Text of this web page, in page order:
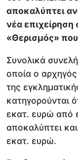
αποκαλύπτει
νέα επιχείρηση
«Θερισμός»
Συνολικά
οποία ο αρχηγός
της
κατηγορούνται
εκατ. ευρώ από
αποκαλύπτει
εκατ. ευρώ.